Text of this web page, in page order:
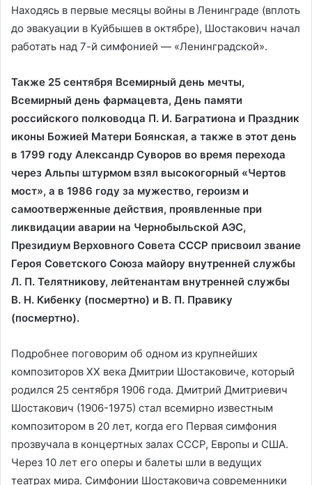
Находясь в первые месяцы войны в Ленинграде (вплоть
до эвакуации в Куйбышев в октябре), Шостакович начал
работать над 7-й симфонией — «Ленинградской».
Также 25 сентября Всемирный день мечты,
Всемирный день фармацевта, День памяти
российского полководца П. И. Багратиона и Праздник
иконы Божией Матери Боянская, а также в этот день
в 1799 году Александр Суворов во время перехода
через Альпы штурмом взял высокогорный «Чертов
мост», а в 1986 году за мужество, героизм и
самоотверженные действия, проявленные при
ликвидации аварии на Чернобыльской АЭС,
Президиум Верховного Совета СССР присвоил звание
Героя Советского Союза майору внутренней службы
Л. П. Телятникову, лейтенантам внутренней службы
В. Н. Кибенку (посмертно) и В. П. Правику
(посмертно).
Подробнее поговорим об одном из крупнейших
композиторов XX века Дмитрии Шостаковиче, который
родился 25 сентября 1906 года. Дмитрий Дмитриевич
Шостакович (1906-1975) стал всемирно известным
композитором в 20 лет, когда его Первая симфония
прозвучала в концертных залах СССР, Европы и США.
Через 10 лет его оперы и балеты шли в ведущих
театрах мира. Симфонии Шостаковича современники